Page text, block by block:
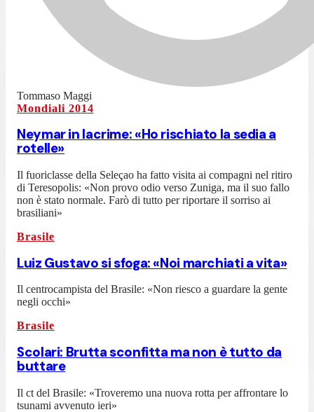
Tommaso Maggi
Mondiali 2014
Neymar in lacrime: «Ho rischiato la sedia a
rotelle»
Il fuoriclasse della Seleçao ha fatto visita ai compagni nel ritiro
di Teresopolis: «Non provo odio verso Zuniga, ma il suo fallo
non è stato normale. Farò di tutto per riportare il sorriso ai
brasiliani»
Brasile
Luiz Gustavo si sfoga: «Noi marchiati a vita»
Il centrocampista del Brasile: «Non riesco a guardare la gente
negli occhi»
Brasile
Scolari: Brutta sconfitta ma non è tutto da
buttare
Il ct del Brasile: «Troveremo una nuova rotta per affrontare lo
tsunami avvenuto ieri»